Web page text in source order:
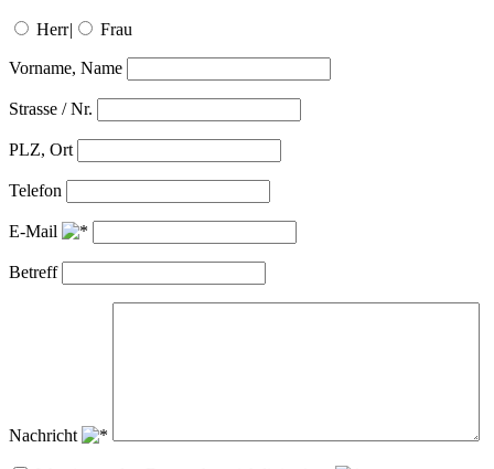
Herr| Frau
Vorname, Name
Strasse / Nr.
PLZ, Ort
Telefon
E-Mail
Betreff
Nachricht